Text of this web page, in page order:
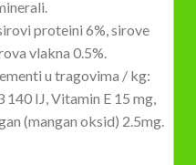
proteini 6%, sirove
vlakna 0.5%.
u tragovima / kg:
IJ, Vitamin E 15 mg,
(mangan oksid) 2.5mg.